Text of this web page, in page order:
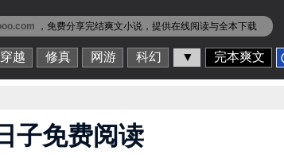
，免费分享完结爽文小说 ，提供在线阅读与全本下载
穿越 修真 网游 科幻 ▼ 完本爽文
子免费阅读